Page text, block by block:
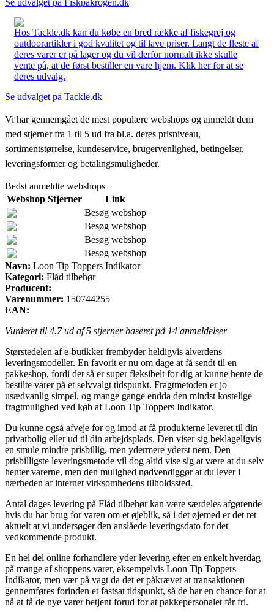
Hos Tackle.dk kan du købe en bred række af fiskegrej og
outdoorartikler i god kvalitet og til lave priser. Langt de fleste af
deres varer er på lager og du vil derfor normalt ikke skulle
vente på, at de først bestiller en vare hjem. Klik her for at se
deres udvalg.
Se udvalget på Tackle.dk
Vi har gennemgået de mest populære webshops og anmeldt dem
med stjerner fra 1 til 5 ud fra bl.a. deres prisniveau,
sortimentstørrelse, kundeservice, brugervenlighed, betingelser,
leveringsformer og betalingsmuligheder.
Bedst anmeldte webshops
Webshop Stjerner
Link
Besøg webshop
Besøg webshop
Besøg webshop
Besøg webshop
Navn: Loon Tip Toppers Indikator
Kategori: Flåd tilbehør
Producent:
Varenummer: 150744255
EAN:
Vurderet til 4.7ud af 5 stjerner baseret på 14 anmeldelser
Størstedelen af e-butikker frembyder heldigvis alverdens
leveringsmodeller. En favorit er nu om dage at få sendt til en
pakkeshop, fordi det så er super fleksibelt for dig at kunne hente de
bestilte varer på et selvvalgt tidspunkt. Fragtmetoden er jo
usædvanlig simpel, og mange gange endda den mindst kostelige
fragtmulighed ved køb af Loon Tip Toppers Indikator.
Du kunne også afveje for og imod at få produkterne leveret til din
privatbolig eller ud til din arbejdsplads. Den viser sig beklageligvis
en smule mindre prisbillig, men ydermere yderst nem. Den
prisbilligste leveringsmetode vil dog altid vise sig at være at du selv
henter varerne, men den mulighed nødvendiggør at du lever i
nærheden af internet virksomhedens tilholdssted.
Antal dages levering på Flåd tilbehør kan være særdeles afgørende
hvis du har brug for varen om et øjeblik, så i det øjemed er det ret
aktuelt at vi undersøger den anslåede leveringsdato for det
vedkommende produkt.
En hel del online forhandlere yder levering efter en enkelt hverdag
på mange af shoppens varer, eksempelvis Loon Tip Toppers
Indikator, men vær på vagt da det er påkrævet at transaktionen
gennemføres forinden et fastsat tidspunkt, så de har en chance for at
nå at få de nye varer betjent forud for at pakkepersonalet får fri.